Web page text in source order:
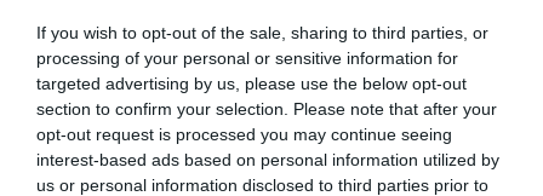
If you wish to opt-out of the sale, sharing to third parties, or
processing of your personal or sensitive information for
targeted advertising by us, please use the below opt-out
section to confirm your selection. Please note that after your
opt-out request is processed you may continue seeing
interest-based ads based on personal information utilized by
us or personal information disclosed to third parties prior to
del dia, em senti cansada i esgotada. Cada cop ho
porto millor, i cada cop en tinc menys, d'aquests
impulsos. Una salutació a la meva psicòloga per la
feina que ha fet durant els últims mesos.